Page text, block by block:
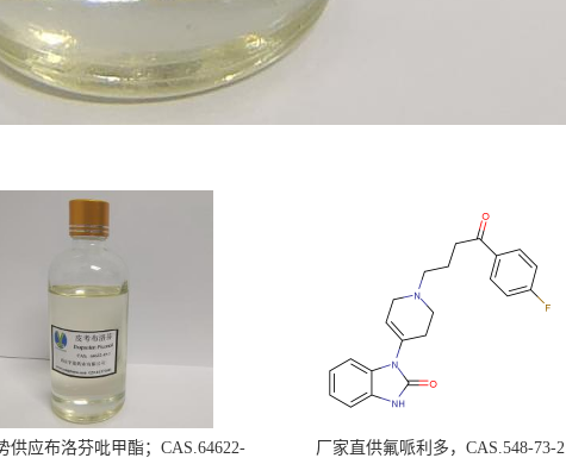
供应布洛芬吡甲酯；CAS.64622-
厂家直供氟哌利多，CAS.548-73-2